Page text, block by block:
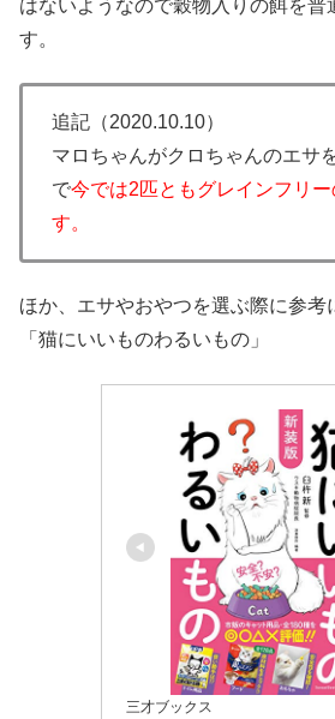
はないようなので穀物入りの餌を普
す。
追記（2020.10.10）
マロちゃんがクロちゃんのエサ
で今では2匹ともグレインフリー
す。
ほか、エサやおやつを選ぶ際に参考
「猫にいいものわるいもの」
三才ブックス